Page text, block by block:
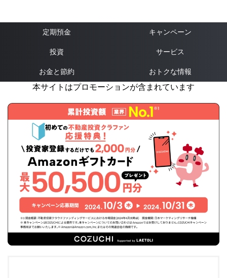
定期預金 キャンペーン
投資 サービス
お金と節約 おトクな情報
本サイトはプロモーションが含まれています